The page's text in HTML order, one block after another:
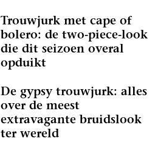
Trouwjurk met cape of
bolero: de two-piece-look
die dit seizoen overal
opduikt
De gypsy trouwjurk: alles
over de meest
extravagante bruidslook
ter wereld